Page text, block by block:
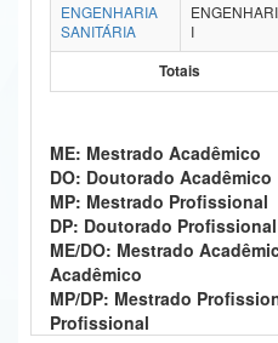
Controladoria-Geral da União
Ministério da Mulher, da Família e dos
Secretaria de Governo
Gabinete de Segurança Institucional
Advocacia-Geral da União
Banco Central do Brasil
ENGENHARIA
SANITÁRIA
I
Totais
ME: Mestrado Acadêmico
DO: Doutorado Acadêmico
MP: Mestrado Profissional
DP: Doutorado Profissional
ME/DO: Mestrado
Acadêmico
MP/DP: Mestrado
Profissional